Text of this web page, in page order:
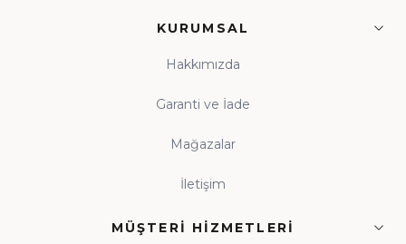
KURUMSAL
Hakkımızda
Garanti ve İade
Mağazalar
İletişim
MÜŞTERI HIZMETLERI